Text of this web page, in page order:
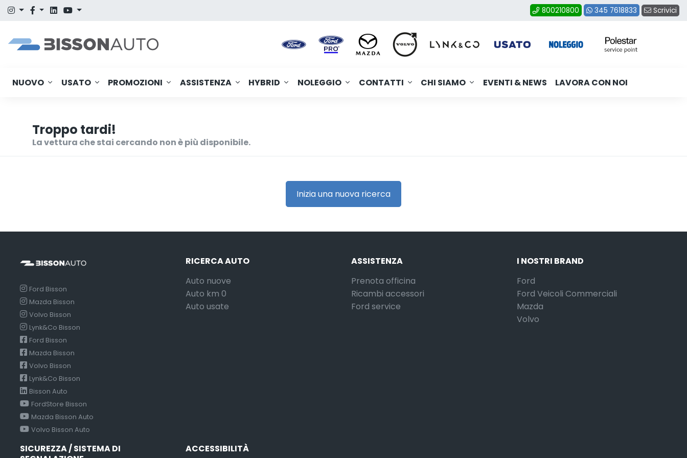
800210800 345 7618833 Scrivici
NUOVO USATO PROMOZIONI ASSISTENZA HYBRID NOLEGGIO CONTATTI CHI SIAMO EVENTI & NEWS LAVORA CON NOI
Troppo tardi!
La vettura che stai cercando non è più disponibile.
Inizia una nuova ricerca
Ford Bisson
Mazda Bisson
Volvo Bisson
Lynk&Co Bisson
Ford Bisson
Mazda Bisson
Volvo Bisson
Lynk&Co Bisson
Bisson Auto
FordStore Bisson
Mazda Bisson Auto
Volvo Bisson Auto
RICERCA AUTO
Auto nuove
Auto km 0
Auto usate
ASSISTENZA
Prenota officina
Ricambi accessori
Ford service
I NOSTRI BRAND
Ford
Ford Veicoli Commerciali
Mazda
Volvo
SICUREZZA / SISTEMA DI
ACCESSIBILITÀ